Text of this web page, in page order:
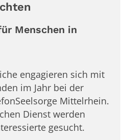
Menschen in
engagieren sich mit
im Jahr bei der
Mittelrhein.
Dienst werden
gesucht.